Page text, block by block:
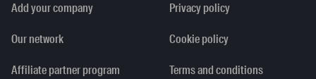
Add your company
Our network
Affiliate partner program
Privacy policy
Cookie policy
Terms and conditions